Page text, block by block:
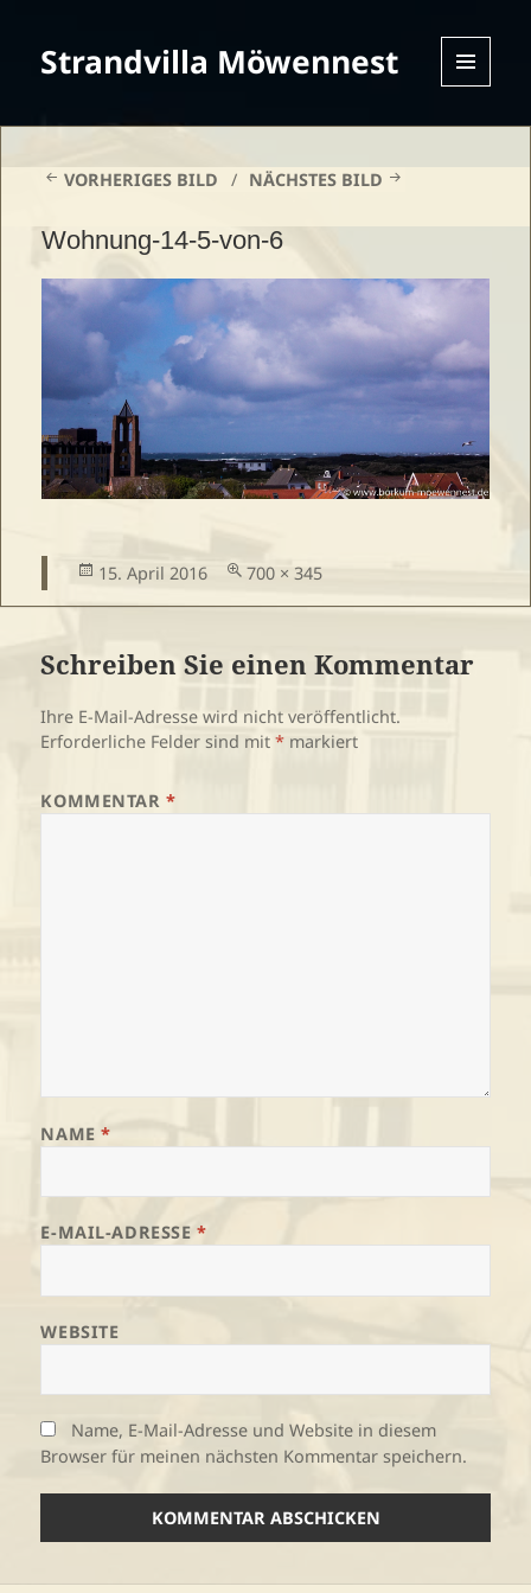
Strandvilla Möwennest
VORHERIGES BILD
NÄCHSTES BILD
Wohnung-14-5-von-6
Veröffentlicht
15. April 2016
Volle
700 × 345
Schreiben Sie einen Kommentar
Ihre E-Mail-Adresse wird nicht veröffentlicht.
Erforderliche Felder sind mit* markiert
KOMMENTAR*
NAME*
E-MAIL-ADRESSE*
WEBSITE
Name, E-Mail-Adresse und Website in diesem
Browser für meinen nächsten Kommentar speichern.